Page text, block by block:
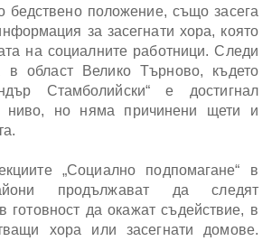
бедствено положение, също засега
за засегнати хора, която
на социалните работници. Следи
в област Велико Търново, където
Стамболийски“ е достигнал
ниво, но няма причинени щети и
„Социално подпомагане“ в
продължават да следят
готовност да окажат съдействие, в
хора или засегнати домове.